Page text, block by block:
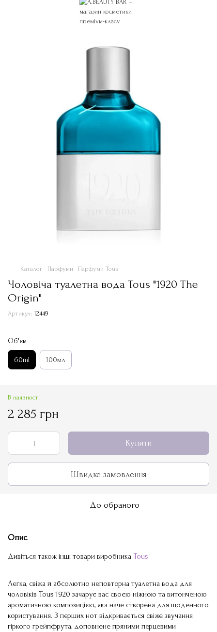
Каталог Парфуми Парфуми Tous
Чоловіча туалетна вода Tous "1920 The
Origin"
Артикул: 12449
Об'єм
60ml 100мл
В наявності
2 285 грн
Купити
Швидке замовлення
До обраного
Опис
Дивіться також інші товари виробника Tous
Легка, свіжа й абсолютно неповторна туалетна вода для
чоловіків Tous 1920 зачарує вас своєю ніжною та витонченою
ароматичною композицією, яка наче створена для щоденного
користування. З перших нот відкривається свіже звучання
гіркого грейпфрута, доповнене пряними перцевими